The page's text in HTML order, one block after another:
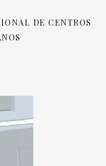
DE CENTROS